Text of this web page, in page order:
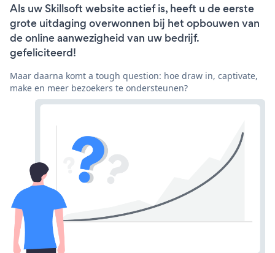
Als uw Skillsoft website actief is, heeft u de eerste
grote uitdaging overwonnen bij het opbouwen van
de online aanwezigheid van uw bedrijf.
gefeliciteerd!
Maar daarna komt a tough question: hoe draw in, captivate,
make en meer bezoekers te ondersteunen?